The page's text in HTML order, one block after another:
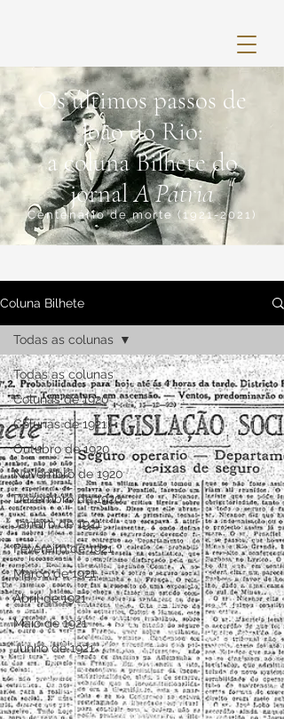
Coluna Bilhete
Todas as colunas
Colunas de 1920
Colunas de 1921
Outubro de 1920
Novembro de 1920
Dezembro de 1920
Janeiro de 1921
Fevereiro de 1921
Março de 1921
Abril de 1921
Maio de 1921
Junho de 1921
Todas as colunas
Os últimos passos de
João do Rio:
a coluna Bilhete do
jornalA Pátria
Centenário de morte(1921-2021)